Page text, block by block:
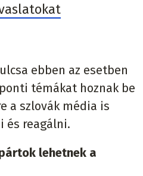
ebben az esetben
témákat hoznak be
a szlovák média is
és reagálni.
lehetnek a